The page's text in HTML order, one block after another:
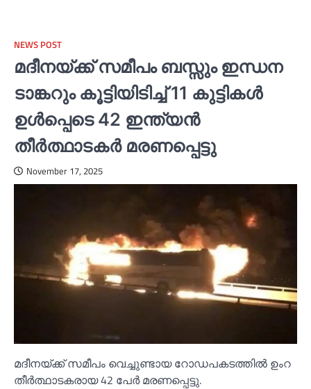
NEWS POST
മദീനയ്ക്ക് സമീപം ബസ്സും ഇന്ധന
ടാങ്കറും കൂട്ടിയിടിച്ച്‌ 11 കുട്ടികള്‍
ഉള്‍പ്പെടെ 42 ഇന്ത്യൻ
തീര്‍ത്ഥാടകര്‍ മരണപ്പെട്ടു
November 17, 2025
മദീനയ്ക്ക് സമീപം വെച്ചുണ്ടായ റോഡപകടത്തില്‍ ഉംറ
തീർത്ഥാടകരായ 42 പേർ മരണപ്പെട്ടു.